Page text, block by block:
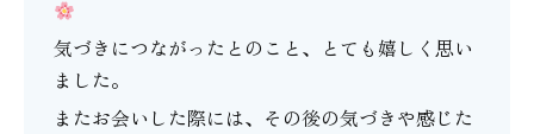
気づきにつながったとのこと、とても嬉しく思い
ました。
またお会いした際には、その後の気づきや感じた